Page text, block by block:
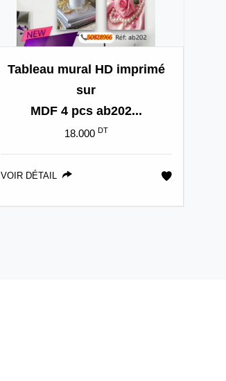
Tableau mural HD imprimé
sur
MDF 4 pcs ab202...
18.000 DT
VOIR DÉTAIL